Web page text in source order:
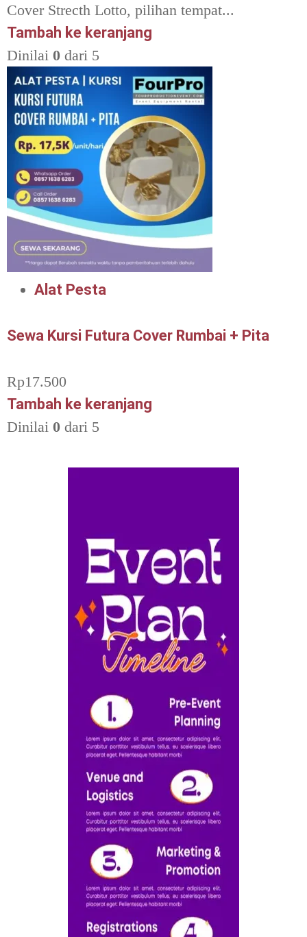
Cover Strecth Lotto, pilihan tempat...
Tambah ke keranjang
Dinilai 0 dari 5
Alat Pesta
Sewa Kursi Futura Cover Rumbai + Pita
Rp17.500
Tambah ke keranjang
Dinilai 0 dari 5